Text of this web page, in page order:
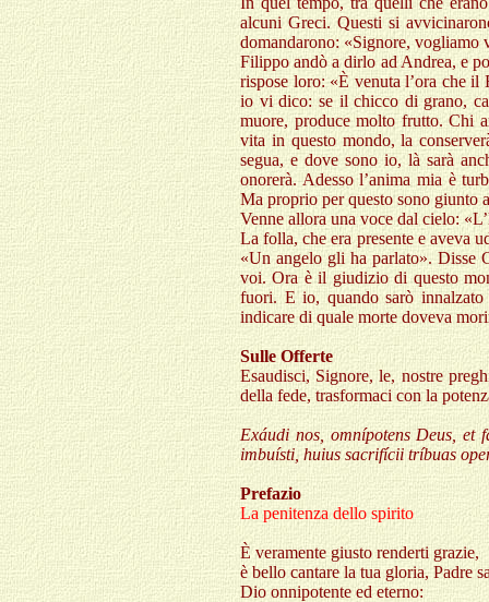
alcuni Greci. Questi si
domandarono: «Signore, vogliamo
Filippo andò a dirlo ad Andrea, e
rispose loro: «È venuta l’ora che
io vi dico: se il chicco di grano,
muore, produce molto frutto. Chi
vita in questo mondo, la
segua, e dove sono io, là sarà
onorerà. Adesso l’anima mia è
Ma proprio per questo sono giunto
Venne allora una voce dal cielo:
La folla, che era presente e aveva
«Un angelo gli ha parlato». Disse
voi. Ora è il giudizio di questo
fuori. E io, quando sarò
indicare di quale morte doveva
Sulle Offerte
Esaudisci, Signore, le, nostre
della fede, trasformaci con la
Exáudi nos, omnípotens Deus, et
imbuísti, huius sacrifícii tríbuas
Prefazio
La penitenza dello spirito
È veramente giusto renderti grazie,
è bello cantare la tua gloria, Padre
Dio onnipotente ed eterno: